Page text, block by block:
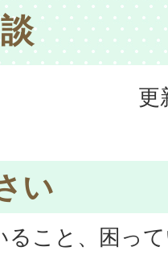
更
い
ること、困っ